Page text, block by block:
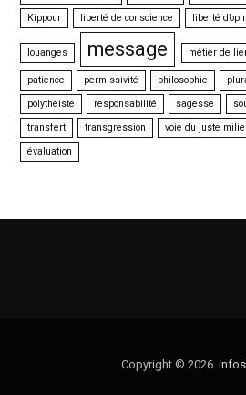
Kippour
liberté de conscience liberté
louanges message métier de
patience permissivité philosophie
polythéiste
responsabilité sagesse
transfert
transgression voie du juste
évaluation
Copyright © 2026.